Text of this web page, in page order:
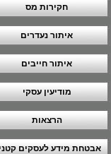
חקירות מס
איתור נעדרים
איתור חייבים
מודיעין עסקי
הרצאות
אבטחת מידע לעסקים